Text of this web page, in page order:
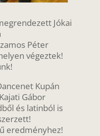
Jókai
Péter
végeztek!
Kupán
Gábor
és latinból is
eredményhez!